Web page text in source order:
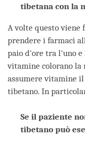
tibetana con la
A volte questo viene
prendere i farmaci
paio d'ore tra l'uno
vitamine colorano la
assumere vitamine
tibetano. In
Se il paziente
tibetano può